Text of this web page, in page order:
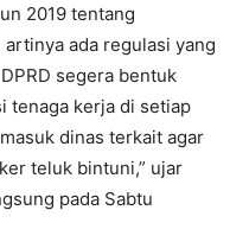
2019 tentang
ada regulasi yang
segera bentuk
tenaga kerja di setiap
dinas terkait agar
teluk bintuni,” ujar
pada Sabtu